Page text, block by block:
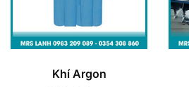
Khí Argon